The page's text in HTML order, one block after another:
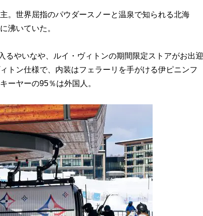
。世界屈指のパウダースノーと温泉で知られる北海
沸いていた。
やいなや、ルイ・ヴィトンの期間限定ストアがお出迎
トン仕様で、内装はフェラーリを手がける伊ピニンフ
ーヤーの95％は外国人。